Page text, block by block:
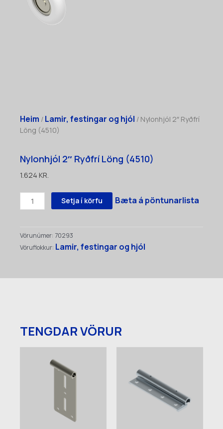
Heim / Lamir, festingar og hjól / Nylonhjól 2″ Ryðfrí
Löng (4510)
Nylonhjól 2″ Ryðfrí Löng (4510)
1.624 KR.
Nylonhjól
2"
quantity
Setja í körfu Bæta á pöntunarlista
Vörunúmer: 70293
Vöruflokkur: Lamir, festingar og hjól
TENGDAR VÖRUR